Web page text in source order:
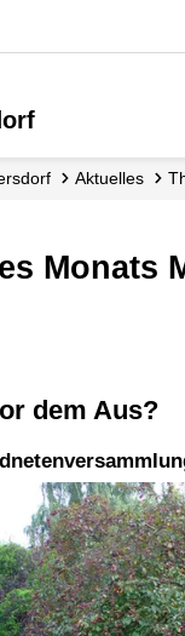
Aktuelles
Monats
dem Aus?